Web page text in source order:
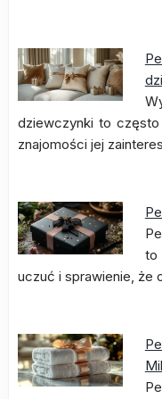
dziewczynki to
znajomości jej
to
uczuć i sprawienie, że